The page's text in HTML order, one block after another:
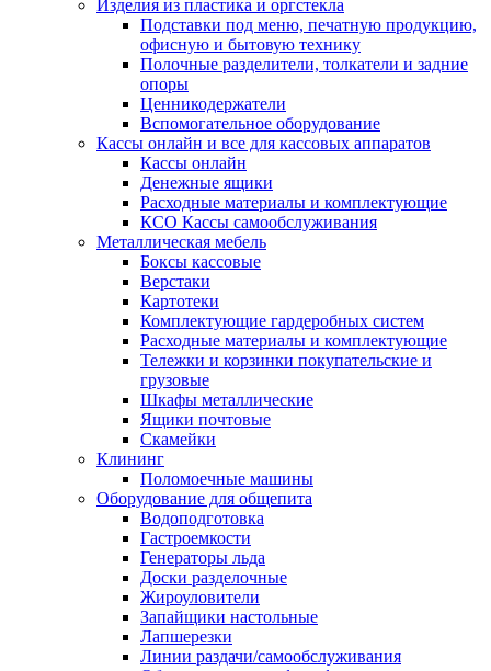
Изделия из пластика и оргстекла
Подставки под меню, печатную продукцию,
офисную и бытовую технику
Полочные разделители, толкатели и задние
опоры
Ценникодержатели
Вспомогательное оборудование
Кассы онлайн и все для кассовых аппаратов
Кассы онлайн
Денежные ящики
Расходные материалы и комплектующие
КСО Кассы самообслуживания
Металлическая мебель
Боксы кассовые
Верстаки
Картотеки
Комплектующие гардеробных систем
Расходные материалы и комплектующие
Тележки и корзинки покупательские и
грузовые
Шкафы металлические
Ящики почтовые
Скамейки
Клининг
Поломоечные машины
Оборудование для общепита
Водоподготовка
Гастроемкости
Генераторы льда
Доски разделочные
Жироуловители
Запайщики настольные
Лапшерезки
Линии раздачи/самообслуживания